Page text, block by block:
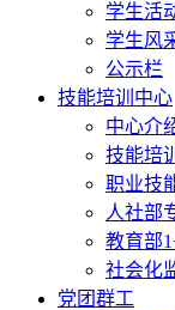
学生活
学生风
公示栏
技能培训中心
中心介
技能培训
职业技
人社部
教育部
社会化
党团群工